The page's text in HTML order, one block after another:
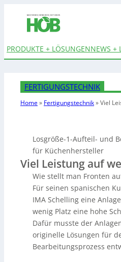
PRODUKTE + LÖSUNGENNEWS +
FERTIGUNGSTECHNIK
Home» Fertigungstechnik»Viel
Losgröße-1-Aufteil- und
für Küchenhersteller
Viel Leistung auf
Wie stellt man Fronten
Für seinen spanischen
IMA Schelling eine
wenig Platz eine hohe
Dafür musste der
originelle Lösungen für
Bearbeitungsprozess